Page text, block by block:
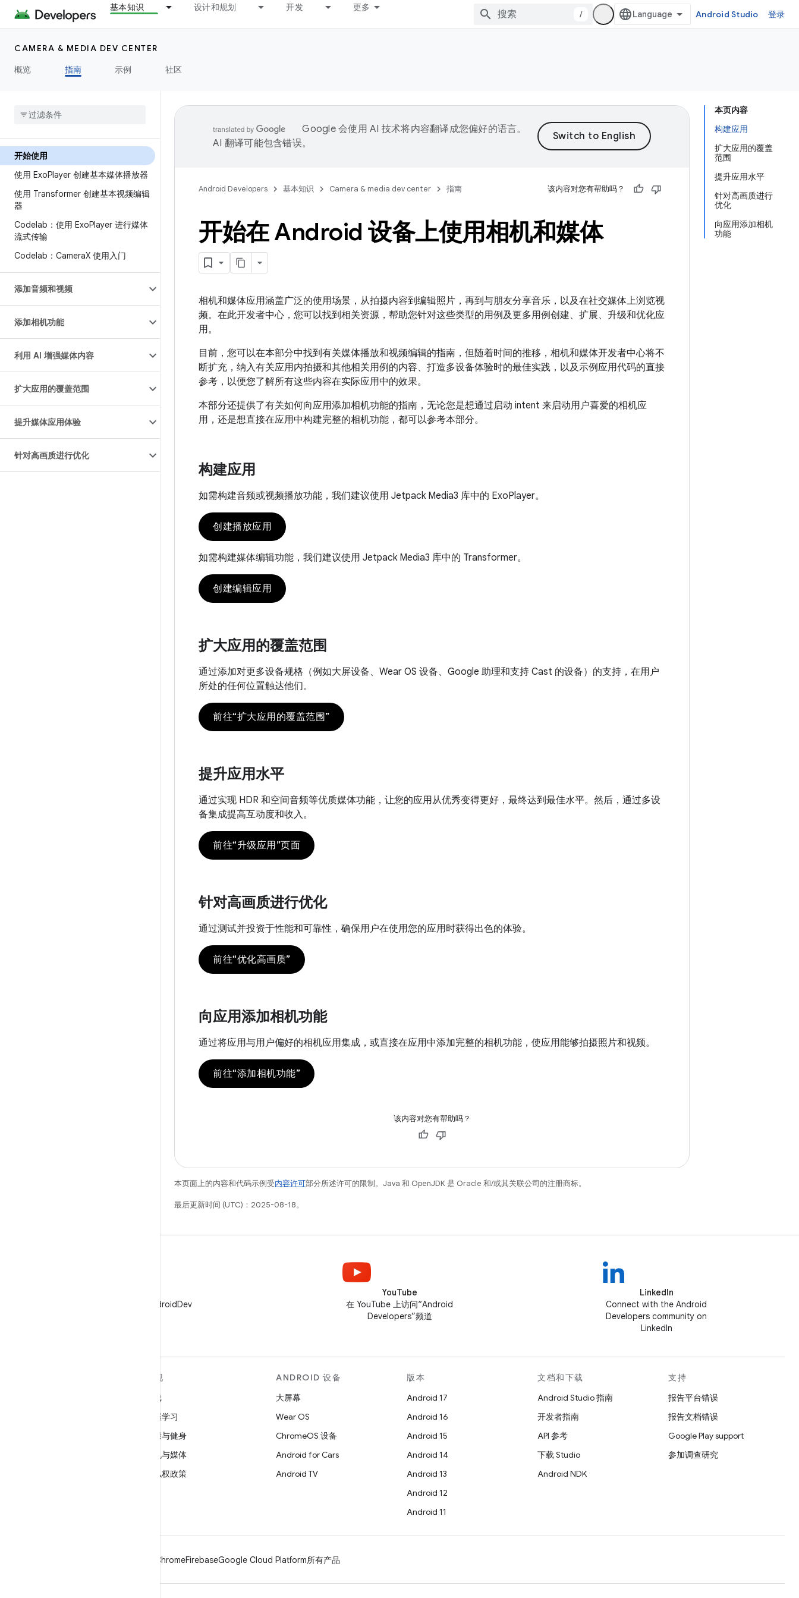
基本知识 设计和规划 开发 更多
/ Android Studio 登录
CAMERA & MEDIA DEV CENTER
概览
指南 示例 社区
开始使用
使用 ExoPlayer 创建基本媒体播放器
使用 Transformer 创建基本视频编辑
器
Codelab：使用 ExoPlayer 进行媒体
流式传输
Codelab：CameraX 使用入门
添加音频和视频
添加相机功能
利用 AI 增强媒体内容
扩大应用的覆盖范围
提升媒体应用体验
针对高画质进行优化
本页内容
构建应用
扩大应用的覆盖
范围
提升应用水平
针对高画质进行
优化
向应用添加相机
功能
Google 会使用 AI 技术将内容翻译成您偏好的语言。
AI 翻译可能包含错误。
Android Developers 基本知识 Camera & media dev center 指南 该内容对您有帮助吗？
开始在 Android 设备上使用相机和媒体
相机和媒体应用涵盖广泛的使用场景，从拍摄内容到编辑照片，再到与朋友分享音乐，以及在社交媒体上浏览视
频。在此开发者中心，您可以找到相关资源，帮助您针对这些类型的用例及更多用例创建、扩展、升级和优化应
用。
目前，您可以在本部分中找到有关媒体播放和视频编辑的指南，但随着时间的推移，相机和媒体开发者中心将不
断扩充，纳入有关应用内拍摄和其他相关用例的内容、打造多设备体验时的最佳实践，以及示例应用代码的直接
参考，以便您了解所有这些内容在实际应用中的效果。
本部分还提供了有关如何向应用添加相机功能的指南，无论您是想通过启动 intent 来启动用户喜爱的相机应
用，还是想直接在应用中构建完整的相机功能，都可以参考本部分。
构建应用
如需构建音频或视频播放功能，我们建议使用 Jetpack Media3 库中的 ExoPlayer。
创建播放应用
如需构建媒体编辑功能，我们建议使用 Jetpack Media3 库中的 Transformer。
创建编辑应用
扩大应用的覆盖范围
通过添加对更多设备规格（例如大屏设备、Wear OS 设备、Google 助理和支持 Cast 的设备）的支持，在用户
所处的任何位置触达他们。
前往“扩大应用的覆盖范围”
提升应用水平
通过实现 HDR 和空间音频等优质媒体功能，让您的应用从优秀变得更好，最终达到最佳水平。然后，通过多设
备集成提高互动度和收入。
前往“升级应用”页面
针对高画质进行优化
通过测试并投资于性能和可靠性，确保用户在使用您的应用时获得出色的体验。
前往“优化高画质”
向应用添加相机功能
通过将应用与用户偏好的相机应用集成，或直接在应用中添加完整的相机功能，使应用能够拍摄照片和视频。
前往“添加相机功能”
该内容对您有帮助吗？
本页面上的内容和代码示例受内容许可部分所述许可的限制。Java 和 OpenJDK 是 Oracle 和/或其关联公司的注册商标。
最后更新时间 (UTC)：2025-08-18。
在 X 上关注 @AndroidDev
YouTube
在 YouTube 上访问“Android
Developers”频道
LinkedIn
Connect with the Android
Developers community on
LinkedIn
发现
游戏
机器学习
健康与健身
相机与媒体
隐私权政策
ANDROID 设备
大屏幕
Wear OS
ChromeOS 设备
Android for Cars
Android TV
版本
Android 17
Android 16
Android 15
Android 14
Android 13
Android 12
Android 11
文档和下载
Android Studio 指南
开发者指南
API 参考
下载 Studio
Android NDK
支持
报告平台错误
报告文档错误
Google Play support
参加调查研究
ChromeFirebaseGoogle Cloud Platform所有产品